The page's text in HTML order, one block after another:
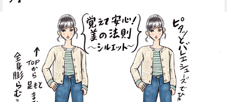
ピ
ソーシャル SDGs
アイテム